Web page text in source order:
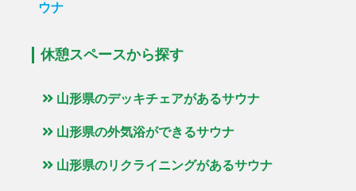
ウナ
休憩スペースから探す
山形県のデッキチェアがあるサウナ
山形県の外気浴ができるサウナ
山形県のリクライニングがあるサウナ